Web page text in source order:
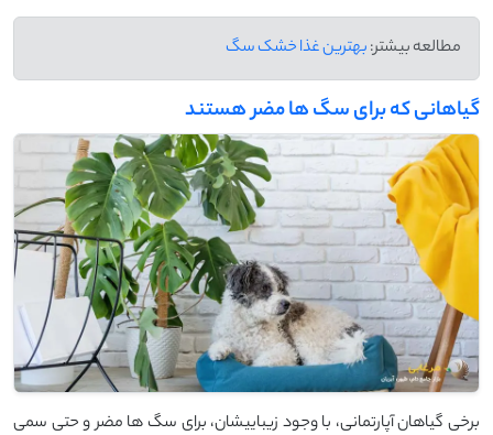
مطالعه بیشتر:بهترین غذا خشک سگ
گیاهانی که برای سگ ها مضر هستند
برخی گیاهان آپارتمانی، با وجود زیباییشان، برای سگ ‌ها مضر و حتی سمی